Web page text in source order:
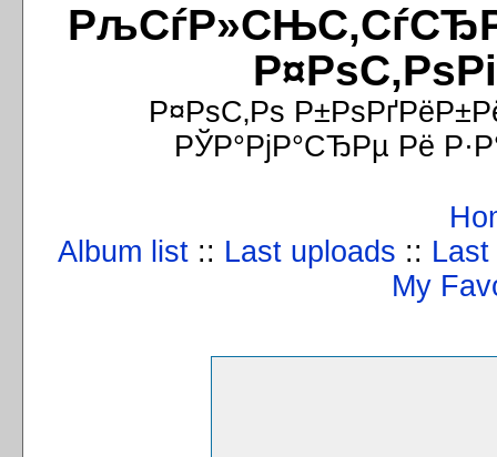
Р¤РѕС‚Рѕ
РЎР°РјР°СЂРµ Рё
Album list :: Last uploads ::
My